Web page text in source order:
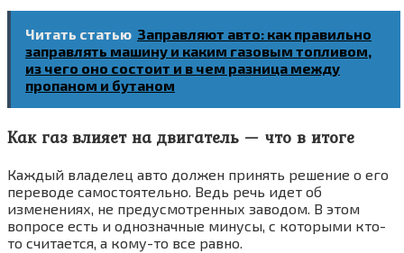
Читать статью Заправляют авто: как правильно
заправлять машину и каким газовым топливом,
из чего оно состоит и в чем разница между
пропаном и бутаном
Как газ влияет на двигатель — что в итоге
Каждый владелец авто должен принять решение о его
переводе самостоятельно. Ведь речь идет об
изменениях, не предусмотренных заводом. В этом
вопросе есть и однозначные минусы, с которыми кто-
то считается, а кому-то все равно.